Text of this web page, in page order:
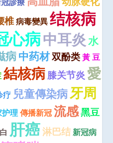
椎病毒變異 结核病
心病中耳炎水
病中药材双酚类 黃 豆
結核病膝关节炎 愛
疗 兒童傳染病牙周
理 傳播新冠 流感黑豆
肝癌淋巴结 新冠病